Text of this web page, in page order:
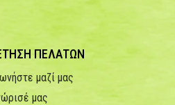
ΠΕΛΑΤΩΝ
μαζί μας
μας